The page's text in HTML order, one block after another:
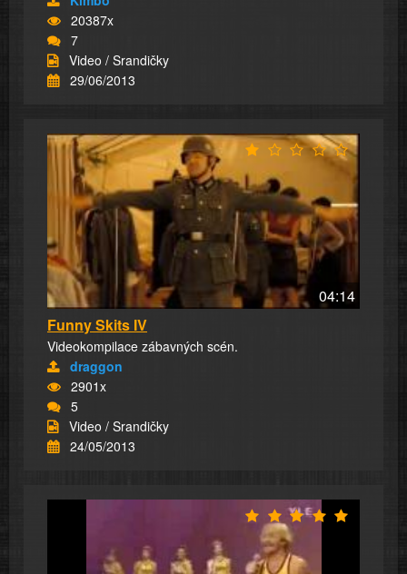
20387x
7
Video / Srandičky
29/06/2013
04:14
Funny Skits IV
Videokompilace zábavných scén.
draggon
2901x
5
Video / Srandičky
24/05/2013